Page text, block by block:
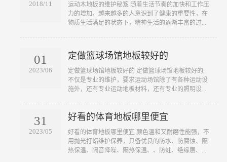
2018/11
​运动木地板的维护秘笈 随着生活节奏的加快和工作压
力的增加，越来越多的人意识到了健康的重要性，在
物质生活满足的状态下，精神生活的逐渐丰富的过...
01
2023/06
定做篮球场馆地板较好的
​定做篮球场馆地板较好的 定做篮球场馆地板较好的,
不仅是专业的维护，要求运动场馆除了有各种运动设
施外，还有专业运动地板材料，还有专业的照明设...
31
2023/05
好看的体育地板哪里便宜
​好看的体育地板哪里便宜 颜色温和又耐磨性能强，不
用抛光打蜡维护保养，具备优良的防水、防腐蚀、隔
热保温、隔音降噪、隔热保温、、防蛀、绝缘层、...